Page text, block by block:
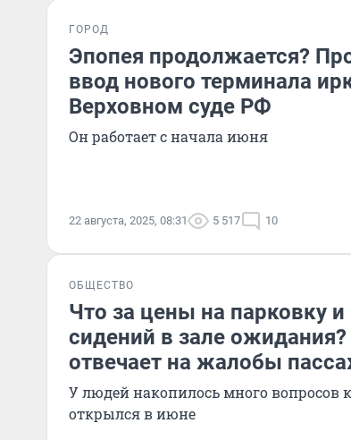
ГОРОД
Эпопея продолжается?
ввод нового терминала
Верховном суде РФ
Он работает с начала июня
22 августа, 2025, 08:31 5 517 10
ОБЩЕСТВО
Что за цены на парковку
сидений в зале
отвечает на жалобы
У людей накопилось много вопросов
открылся в июне